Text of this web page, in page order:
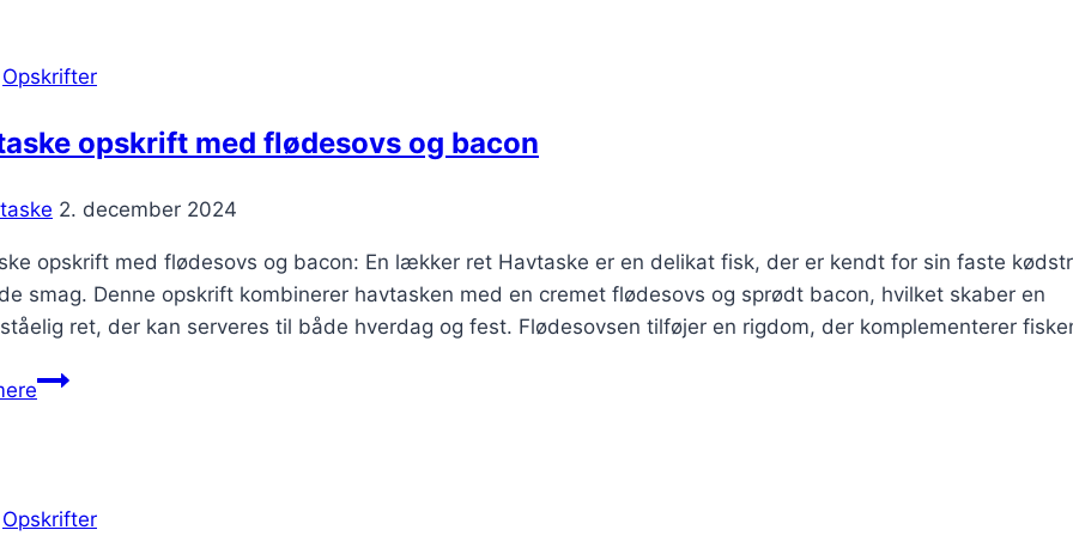
og
Opskrifter
opskrift med flødesovs og bacon
2. december 2024
opskrift med flødesovs og bacon: En lækker ret Havtaske er en delikat fisk, der er kendt for sin faste
smag. Denne opskrift kombinerer havtasken med en cremet flødesovs og sprødt bacon, hvilket skaber en
ret, der kan serveres til både hverdag og fest. Flødesovsen tilføjer en rigdom, der komplementerer
Havtaske
og
Opskrifter